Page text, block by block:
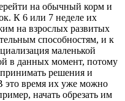
на обычный корм и
К 6 или 7 неделе их
на взрослых развитых
способностям, и к
маленькой
в данных момент, потому
принимать решения и
это время их уже можно
начать обрезать им